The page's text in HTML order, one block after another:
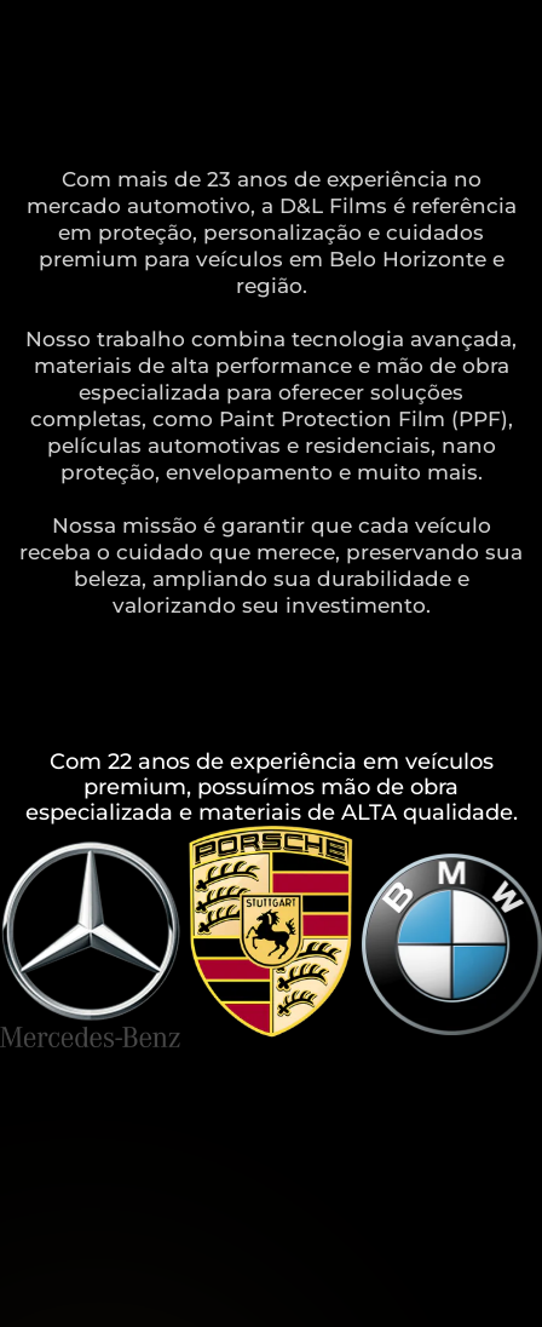
Com mais de 23 anos de experiência no
mercado automotivo, a D&L Films é referência
em proteção, personalização e cuidados
premium para veículos em Belo Horizonte e
região.
Nosso trabalho combina tecnologia avançada,
materiais de alta performance e mão de obra
especializada para oferecer soluções
completas, como Paint Protection Film (PPF),
películas automotivas e residenciais, nano
proteção, envelopamento e muito mais.
Nossa missão é garantir que cada veículo
receba o cuidado que merece, preservando sua
beleza, ampliando sua durabilidade e
valorizando seu investimento.
Com 22 anos de experiência em veículos
premium, possuímos mão de obra
especializada e materiais de ALTA qualidade.